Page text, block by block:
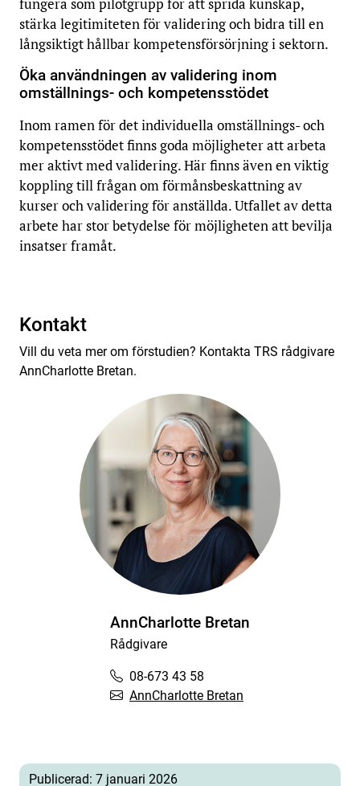
stärka legitimiteten för validering och bidra till en
långsiktigt hållbar kompetensförsörjning i sektorn.
Öka användningen av validering inom
omställnings- och kompetensstödet
Inom ramen för det individuella omställnings- och
kompetensstödet finns goda möjligheter att arbeta
mer aktivt med validering. Här finns även en viktig
koppling till frågan om förmånsbeskattning av
kurser och validering för anställda. Utfallet av detta
arbete har stor betydelse för möjligheten att bevilja
insatser framåt.
Kontakt
Vill du veta mer om förstudien? Kontakta TRS rådgivare
AnnCharlotte Bretan.
AnnCharlotte Bretan
Rådgivare
08-673 43 58
AnnCharlotte Bretan
Publicerad: 7 januari 2026